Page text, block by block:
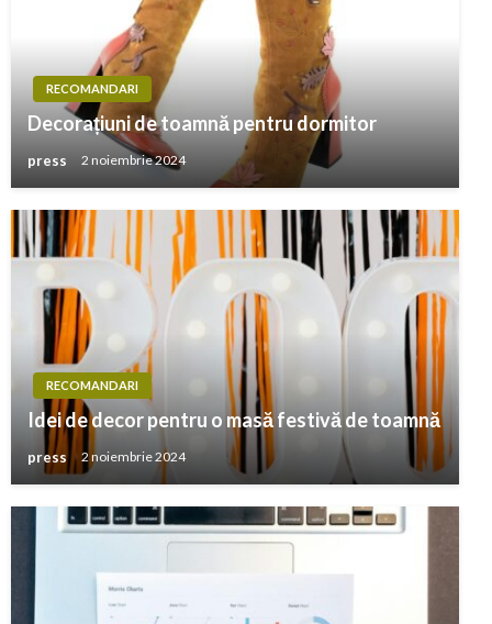
RECOMANDARI
Decorațiuni de toamnă pentru dormitor
press 2 noiembrie 2024
RECOMANDARI
Idei de decor pentru o masă festivă de toamnă
press 2 noiembrie 2024